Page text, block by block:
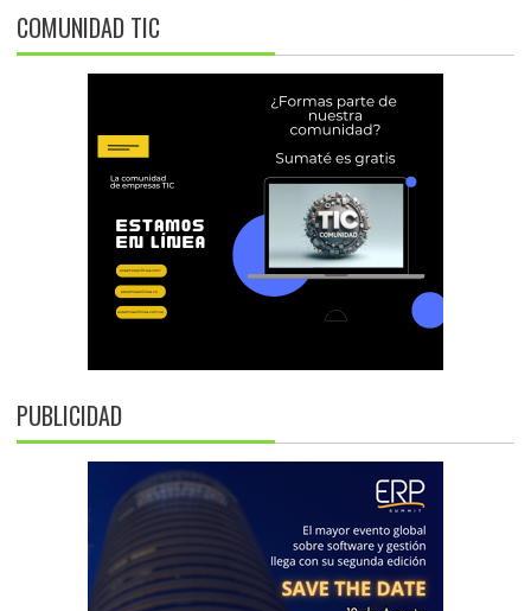
COMUNIDAD TIC
PUBLICIDAD